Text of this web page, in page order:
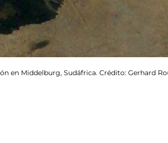
en Middelburg, Sudáfrica. Crédito: Gerhard